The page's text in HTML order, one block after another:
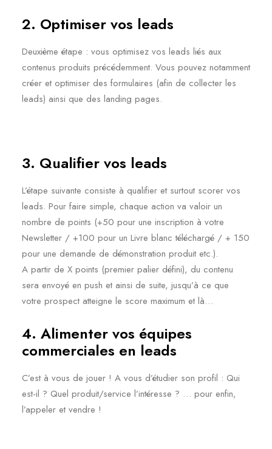
2. Optimiser vos leads
Deuxième étape : vous optimisez vos leads liés aux
contenus produits précédemment. Vous pouvez notamment
créer et optimiser des formulaires (afin de collecter les
leads) ainsi que des landing pages.
3. Qualifier vos leads
L’étape suivante consiste à qualifier et surtout scorer vos
leads. Pour faire simple, chaque action va valoir un
nombre de points (+50 pour une inscription à votre
Newsletter / +100 pour un Livre blanc téléchargé / + 150
pour une demande de démonstration produit etc.).
A partir de X points (premier palier défini), du contenu
sera envoyé en push et ainsi de suite, jusqu’à ce que
votre prospect atteigne le score maximum et là…
4. Alimenter vos équipes
commerciales en leads
C’est à vous de jouer ! A vous d’étudier son profil : Qui
est-il ? Quel produit/service l’intéresse ? … pour enfin,
l’appeler et vendre !